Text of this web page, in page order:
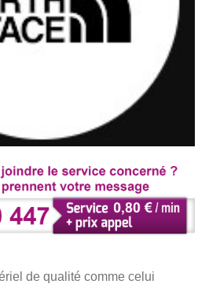
de qualité comme celui